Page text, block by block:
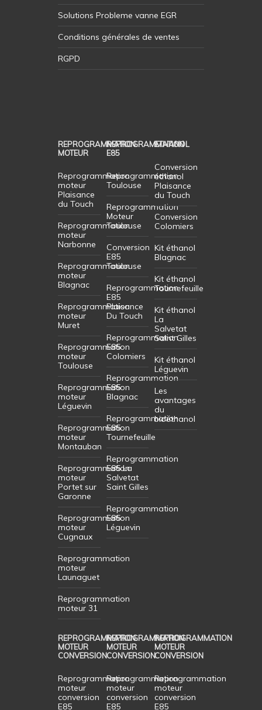
Solutions Probleme vanne EGR
Conditions générales de ventes
RGPD
REPROGRAMMATION
MOTEUR
Reprogrammation
moteur
Plaisance
du Touch
Reprogrammation
moteur
Narbonne
Reprogrammation
moteur
Blagnac
Reprogrammation
moteur
Muret
Reprogrammation
moteur
Toulouse
Reprogrammation
moteur
Léguevin
Reprogrammation
moteur
Montauban
Reprogrammation
moteur
Portet sur
Garonne
Reprogrammation
moteur
Cugnaux
Reprogrammation
moteur
Launaguet
Reprogrammation
moteur 31
REPROGRAMMATION
E85
Reprogrammation
Toulouse
Reprogrammation
Moteur
Toulouse
Conversion
E85
Toulouse
Reprogrammation
E85
Plaisance
Du Touch
Reprogrammation
E85
Colomiers
Reprogrammation
E85
Blagnac
Reprogrammation
E85
Tournefeuille
Reprogrammation
E85 La
Salvetat
Saint Gilles
Reprogrammation
E85
Léguevin
ETHANOL
Conversion
éthanol
Plaisance
du Touch
Conversion
Colomiers
Kit éthanol
Blagnac
Kit éthanol
Tournefeuille
Kit éthanol
La
Salvetat
Saint Gilles
Kit éthanol
Léguevin
Les
avantages
du
bioéthanol
REPROGRAMMATION
MOTEUR
CONVERSION
Reprogrammation
moteur
conversion
E85
REPROGRAMMATION
MOTEUR
CONVERSION
Reprogrammation
moteur
conversion
E85
REPROGRAMMATION
MOTEUR
CONVERSION
Reprogrammation
moteur
conversion
E85